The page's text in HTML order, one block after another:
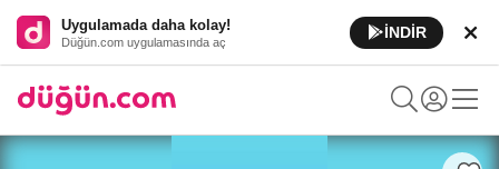
Uygulamada daha kolay!
Düğün.com uygulamasında aç
İNDİR